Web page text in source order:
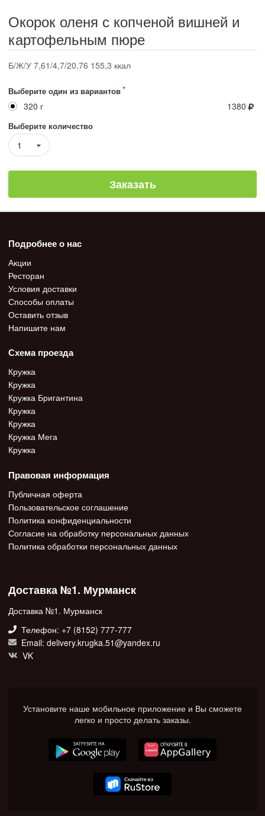
Окорок оленя с копченой вишней и
картофельным пюре
Б/Ж/У 7,61/4,7/20,76 155,3 ккал
Выберите один из вариантов
320 г 1380
Выберите количество
1
Заказать
Подробнее о нас
Акции
Ресторан
Условия доставки
Способы оплаты
Оставить отзыв
Напишите нам
Схема проезда
Кружка
Кружка
Кружка Бригантина
Кружка
Кружка
Кружка Мега
Кружка
Правовая информация
Публичная оферта
Пользовательское соглашение
Политика конфиденциальности
Согласие на обработку персональных данных
Политика обработки персональных данных
Доставка №1. Мурманск
Доставка №1. Мурманск
Телефон: +7 (8152) 777-777
Email: delivery.krugka.51@yandex.ru
VK
Установите наше мобильное приложение и Вы сможете
легко и просто делать заказы.